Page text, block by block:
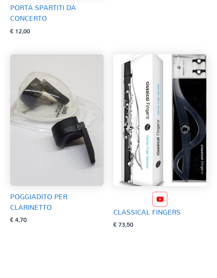
PORTA SPARTITI DA
CONCERTO
€12,00
POGGIADITO PER
CLARINETTO
€4,70
CLASSICAL FINGERS
€73,50